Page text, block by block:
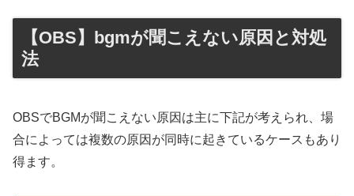
【OBS】bgmが聞こえない原因と対処
法
OBSでBGMが聞こえない原因は主に下記が考えられ、場
合によっては複数の原因が同時に起きているケースもあり
得ます。